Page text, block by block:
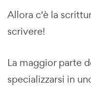
Allora c'è la
scrivere!
La maggior parte
specializzarsi in